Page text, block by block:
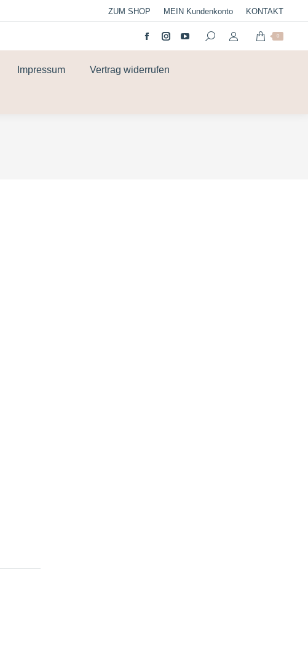
ZUM SHOP MEIN Kundenkonto KONTAKT
0
Impressum Vertrag widerrufen